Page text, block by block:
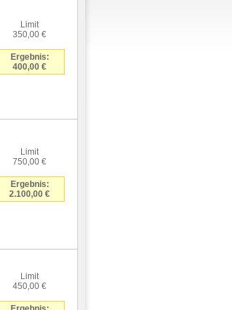
Limit
350,00 €
Ergebnis:
400,00 €
Limit
750,00 €
Ergebnis:
2.100,00 €
Limit
450,00 €